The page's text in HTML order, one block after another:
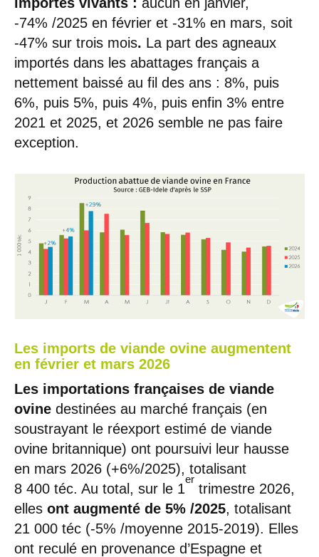
-74% /2025 en février et -31% en mars, soit
-47% sur trois mois. La part des agneaux
importés dans les abattages français a
nettement baissé au fil des ans : 8%, puis
6%, puis 5%, puis 4%, puis enfin 3% entre
2021 et 2025, et 2026 semble ne pas faire
exception.
Les imports de viande ovine augmentent
en février et mars 2026
Les importations françaises de viande
ovine destinées au marché français (en
soustrayant le réexport estimé de viande
ovine britannique) ont poursuivi leur hausse
en mars 2026 (+6%/2025), totalisant
8 400 téc. Au total, sur le 1
er
trimestre 2026,
elles ont augmenté de 5% /2025, totalisant
21 000 téc (-5% /moyenne 2015-2019). Elles
ont reculé en provenance d’Espagne et